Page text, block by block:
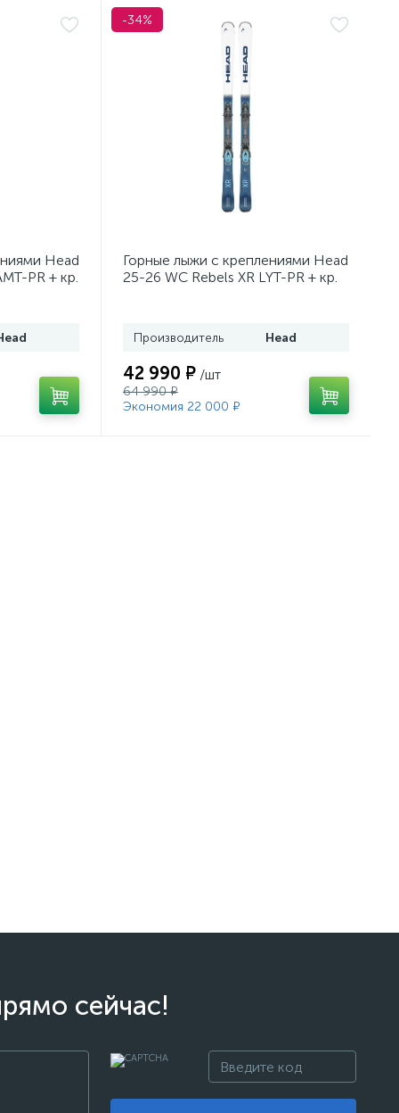
Head
PR + кр.
-34%
Горные лыжи с креплениями Head
25-26 WC Rebels XR LYT-PR + кр.
Производитель Head
42 990 ₽ /шт
64 990 ₽
Экономия 22 000 ₽
сейчас!